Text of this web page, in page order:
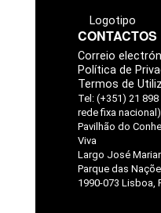
Logotipo
CONTACTOS
Correio
Política de
Termos de
Tel: (+351) 21
rede fixa nacional)
Pavilhão do
Viva
Largo José
Parque das
1990-073 Lisboa,